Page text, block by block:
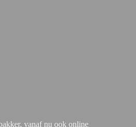
vanaf nu ookonline